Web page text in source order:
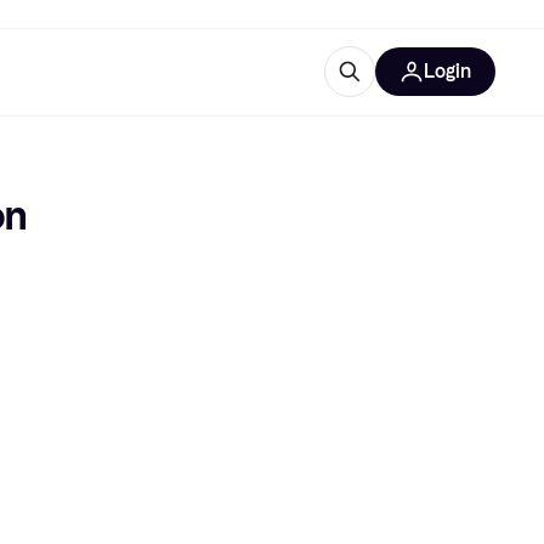
Artikel
Login